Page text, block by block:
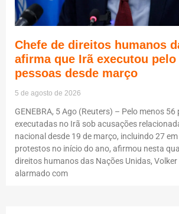
Chefe de direitos humanos
afirma que Irã executou pelo
pessoas desde março
5 de agosto de 2026
GENEBRA, 5 Ago (Reuters) – Pelo menos
executadas no Irã sob acusações
nacional desde 19 de março, incluindo 27
protestos no início do ano, afirmou nesta
direitos humanos das Nações Unidas, Volker
alarmado com